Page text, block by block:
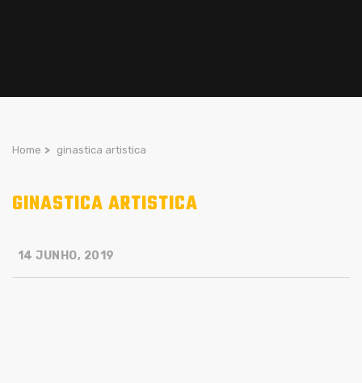
Home > ginastica artistica
GINASTICA ARTISTICA
14 JUNHO, 2019